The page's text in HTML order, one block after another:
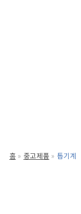
홈 중고제품 톱기계